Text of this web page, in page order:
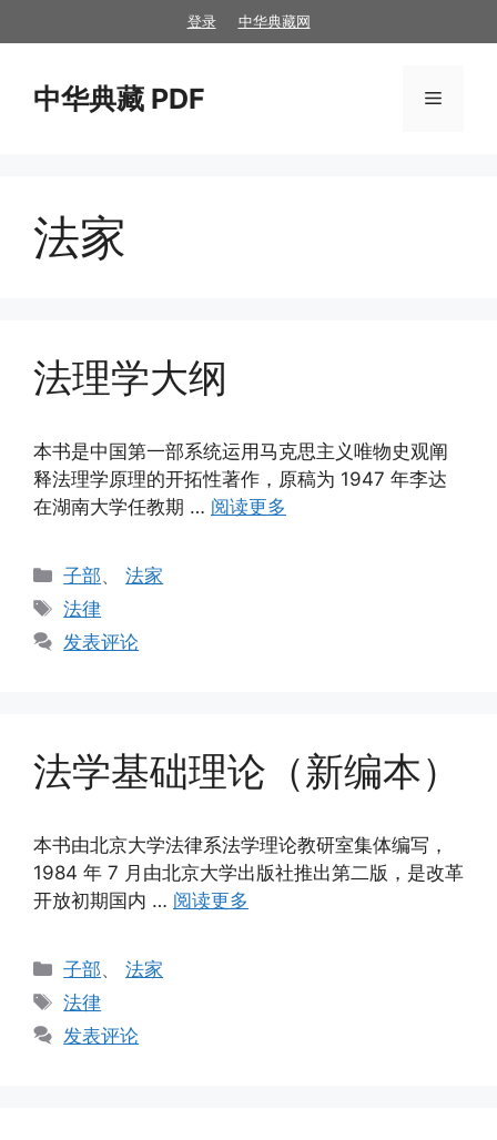
至
登录 中华典藏网
中华典藏 PDF 菜
法家
法理学大纲
本书是中国第一部系统运用马克思主义唯物史观阐
释法理学原理的开拓性著作，原稿为 1947 年李达
在湖南大学任教期 … 阅读更多
分
类
子部、法家
标
签
法律
发表评论
法学基础理论（新编本）
本书由北京大学法律系法学理论教研室集体编写，
1984 年 7 月由北京大学出版社推出第二版，是改革
开放初期国内 … 阅读更多
分
类
子部、法家
标
签
法律
发表评论